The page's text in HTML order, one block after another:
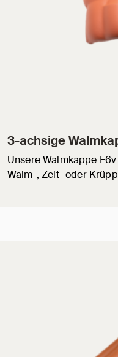
3-achsige
Unsere Walmkappe
Walm-, Zelt- oder